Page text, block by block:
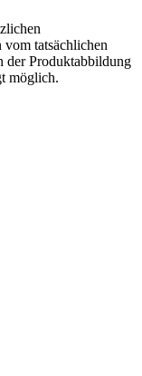
tatsächlichen
der Produktabbildung
möglich.